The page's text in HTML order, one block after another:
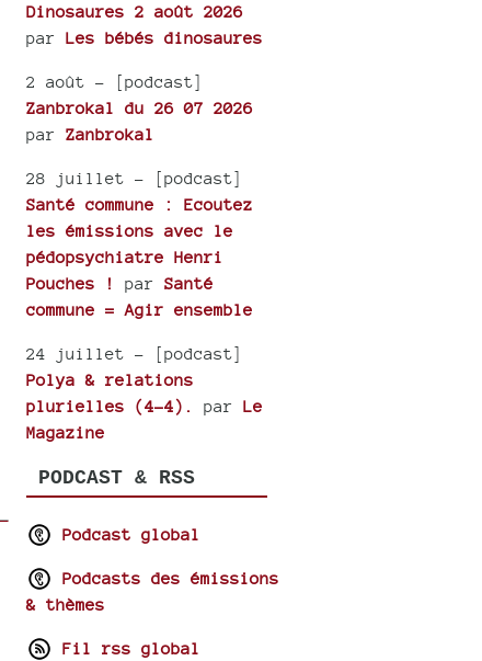
Dinosaures 2 août 2026
parLes bébés dinosaures
2 août- [podcast]
Zanbrokal du 26 07 2026
parZanbrokal
28 juillet- [podcast]
Santé commune : Ecoutez
les émissions avec le
pédopsychiatre Henri
Pouches !
parSanté
commune = Agir ensemble
24 juillet- [podcast]
Polya & relations
plurielles (4-4).
parLe
Magazine
PODCAST & RSS
Podcast global
Podcasts des émissions
& thèmes
Fil rss global